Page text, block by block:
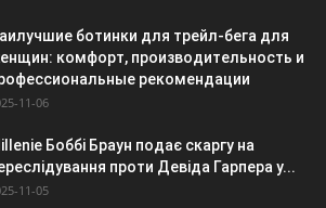
ботинки для трейл-бега для
комфорт, производительность и
рекомендации
11-06
Боббі Браун подає скаргу на
проти Девіда Гарпера у...
11-05